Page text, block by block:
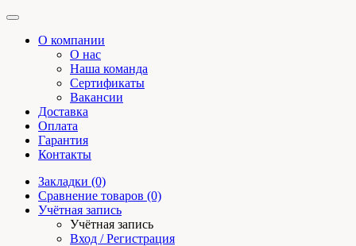
О компании
О нас
Наша команда
Сертификаты
Вакансии
Доставка
Оплата
Гарантия
Контакты
Закладки (0)
Сравнение товаров (0)
Учётная запись
Учётная запись
Вход / Регистрация